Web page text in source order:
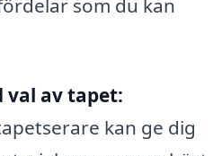
som du kan
val av tapet:
kan ge dig